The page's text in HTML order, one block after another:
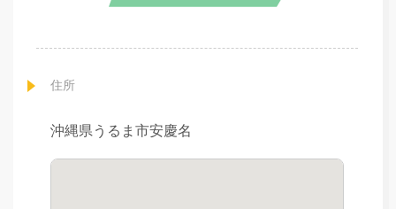
住所
沖縄県うるま市安慶名